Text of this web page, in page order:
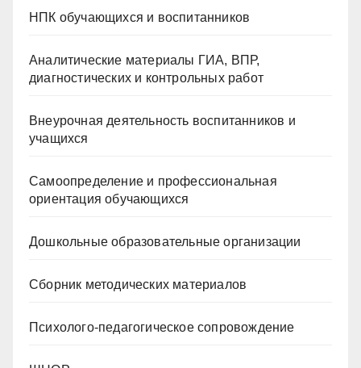
НПК обучающихся и воспитанников
Аналитические материалы ГИА, ВПР,
диагностических и контрольных работ
Внеурочная деятельность воспитанников и
учащихся
Самоопределение и профессиональная
ориентация обучающихся
Дошкольные образовательные организации
Сборник методических материалов
Психолого-педагогическое сопровождение